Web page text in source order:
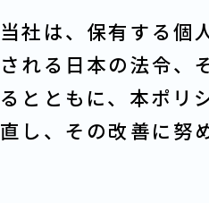
当社は、保有する個
される日本の法令、
るとともに、本ポリ
直し、その改善に努